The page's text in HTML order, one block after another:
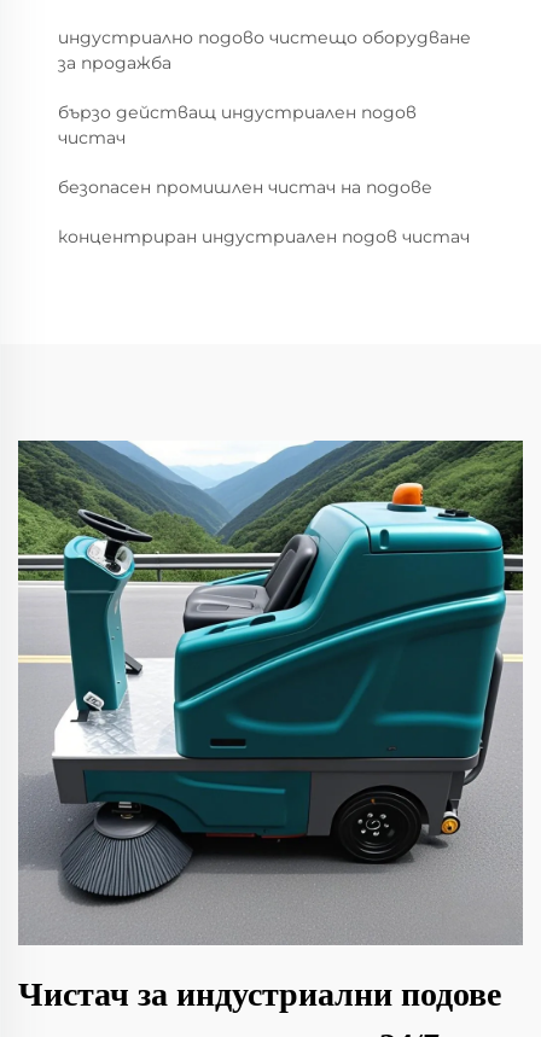
индустриално подово чистещо оборудване
за продажба
бързо действащ индустриален подов
чистач
безопасен промишлен чистач на подове
концентриран индустриален подов чистач
Чистач за индустриални подове